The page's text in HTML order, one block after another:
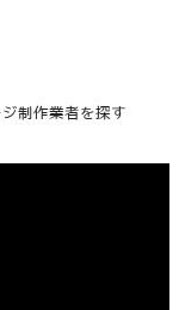
制作業者を探す